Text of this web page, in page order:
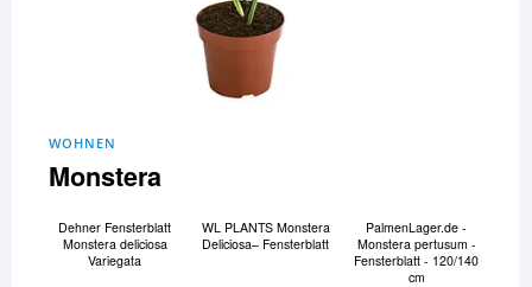
WOHNEN
Monstera
Dehner Fensterblatt
Monstera deliciosa
Variegata
WL PLANTS Monstera
Deliciosa– Fensterblatt
PalmenLager.de -
Monstera pertusum -
Fensterblatt - 120/140
cm